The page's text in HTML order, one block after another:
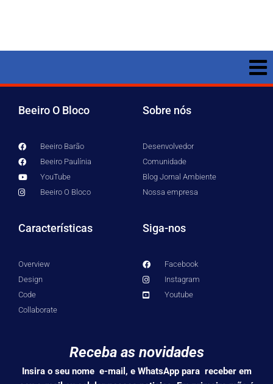
Beeiro O Bloco
Beeiro Barão
Beeiro Paulínia
YouTube
Beeiro O Bloco
Sobre nós
Desenvolvedor
Comunidade
Blog Jornal Ambiente
Nossa empresa
Características
Overview
Design
Code
Collaborate
Siga-nos
Facebook
Instagram
Youtube
Receba as novidades
Insira o seu nome e-mail, e WhatsApp para receber em